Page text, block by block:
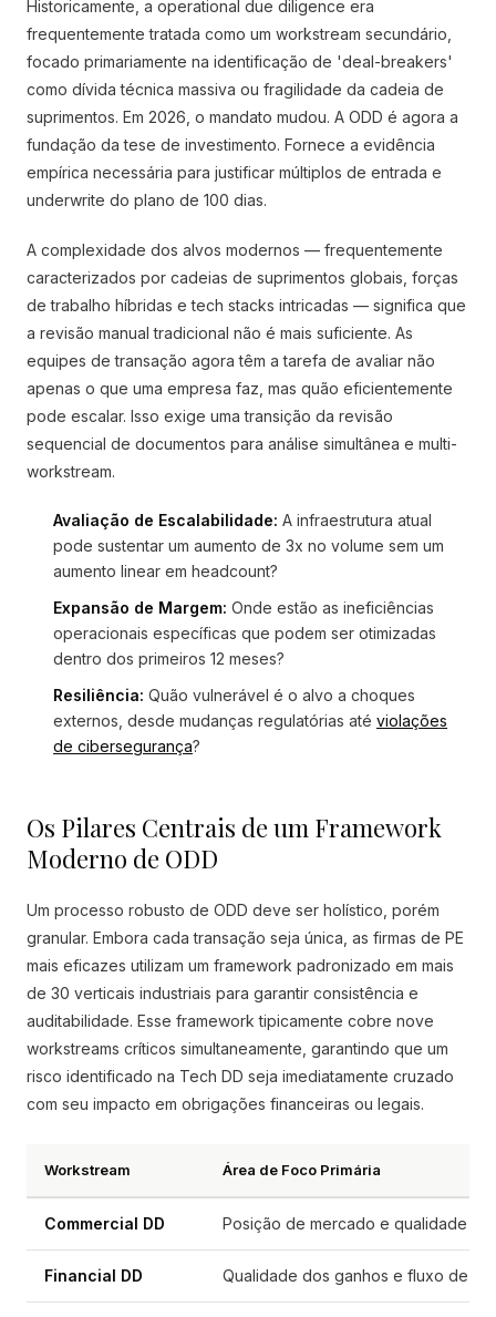
Historicamente, a operational due diligence era
frequentemente tratada como um workstream secundário,
focado primariamente na identificação de 'deal-breakers'
como dívida técnica massiva ou fragilidade da cadeia de
suprimentos. Em 2026, o mandato mudou. A ODD é agora a
fundação da tese de investimento. Fornece a evidência
empírica necessária para justificar múltiplos de entrada e
underwrite do plano de 100 dias.
A complexidade dos alvos modernos — frequentemente
caracterizados por cadeias de suprimentos globais, forças
de trabalho híbridas e tech stacks intricadas — significa que
a revisão manual tradicional não é mais suficiente. As
equipes de transação agora têm a tarefa de avaliar não
apenas o que uma empresa faz, mas quão eficientemente
pode escalar. Isso exige uma transição da revisão
sequencial de documentos para análise simultânea e multi-
workstream.
Avaliação de Escalabilidade: A infraestrutura atual
pode sustentar um aumento de 3x no volume sem um
aumento linear em headcount?
Expansão de Margem: Onde estão as ineficiências
operacionais específicas que podem ser otimizadas
dentro dos primeiros 12 meses?
Resiliência: Quão vulnerável é o alvo a choques
externos, desde mudanças regulatórias até violações
de cibersegurança?
Os Pilares Centrais de um Framework
Moderno de ODD
Um processo robusto de ODD deve ser holístico, porém
granular. Embora cada transação seja única, as firmas de PE
mais eficazes utilizam um framework padronizado em mais
de 30 verticais industriais para garantir consistência e
auditabilidade. Esse framework tipicamente cobre nove
workstreams críticos simultaneamente, garantindo que um
risco identificado na Tech DD seja imediatamente cruzado
com seu impacto em obrigações financeiras ou legais.
Workstream Área de Foco Primária
Commercial DD Posição de mercado e qualidade
Financial DD Qualidade dos ganhos e fluxo de